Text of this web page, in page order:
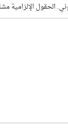
الحقول الإلزامية